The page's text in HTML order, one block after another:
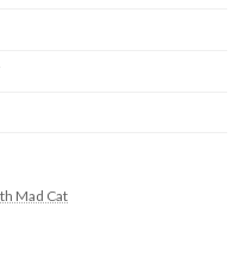
Mad Cat